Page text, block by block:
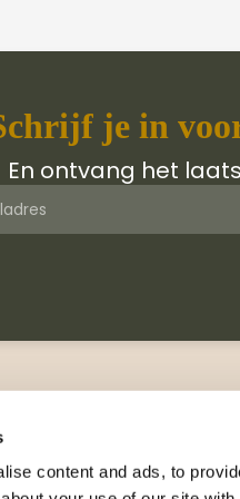
content and ads, to
je in
En ontvang het
wij